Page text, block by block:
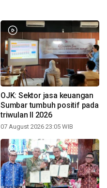
OJK: Sektor jasa keuangan
Sumbar tumbuh positif pada
triwulan II 2026
07 August 2026 23:05 WIB